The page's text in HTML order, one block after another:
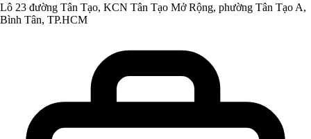
Lô 23 đường Tân Tạo, KCN Tân Tạo Mở Rộng, phường Tân Tạo A,
Bình Tân, TP.HCM